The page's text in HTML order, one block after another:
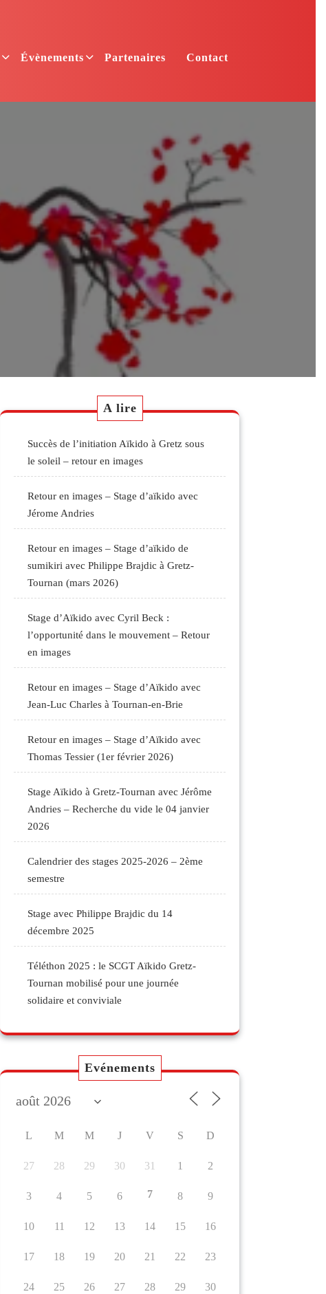
Évènements Partenaires Contact
A lire
Succès de l’initiation Aïkido à Gretz sous
le soleil – retour en images
Retour en images – Stage d’aïkido avec
Jérome Andries
Retour en images – Stage d’aïkido de
sumikiri avec Philippe Brajdic à Gretz-
Tournan (mars 2026)
Stage d’Aïkido avec Cyril Beck :
l’opportunité dans le mouvement – Retour
en images
Retour en images – Stage d’Aïkido avec
Jean-Luc Charles à Tournan-en-Brie
Retour en images – Stage d’Aïkido avec
Thomas Tessier (1er février 2026)
Stage Aïkido à Gretz-Tournan avec Jérôme
Andries – Recherche du vide le 04 janvier
2026
Calendrier des stages 2025-2026 – 2ème
semestre
Stage avec Philippe Brajdic du 14
décembre 2025
Téléthon 2025 : le SCGT Aïkido Gretz-
Tournan mobilisé pour une journée
solidaire et conviviale
Evénements
L M M J V S D
27 28 29 30 31 1 2
3 4 5 6 7 8 9
10 11 12 13 14 15 16
17 18 19 20 21 22 23
24 25 26 27 28 29 30